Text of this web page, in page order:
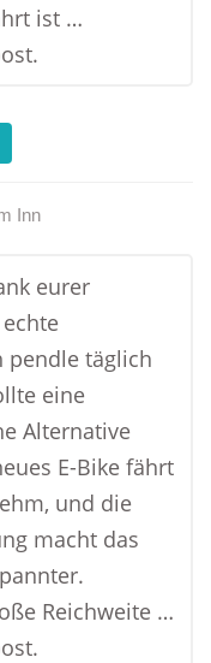
ist …
Inn
eurer
pendle täglich
eine
Alternative
E-Bike fährt
und die
macht das
Reichweite …